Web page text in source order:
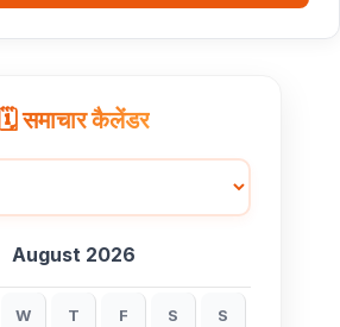
🗓️ समाचार कैलेंडर
August 2026
W T F S S